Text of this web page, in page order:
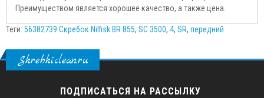
Преимуществом является хорошее качество, а также цена.
Теги: 56382739 Скребок Nilfisk BR 855, SC 3500, 4, SR, передний
Skrebkiclean.ru
ПОДПИСАТЬСЯ НА РАССЫЛКУ